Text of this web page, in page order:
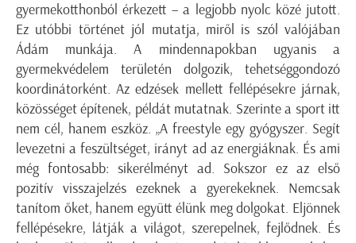
gyermekotthonból érkezett – a legjobb nyolc közé jutott.
Ez utóbbi történet jól mutatja, miről is szól valójában
Ádám munkája. A mindennapokban ugyanis a
gyermekvédelem területén dolgozik, tehetséggondozó
koordinátorként. Az edzések mellett fellépésekre járnak,
közösséget építenek, példát mutatnak. Szerinte a sport itt
nem cél, hanem eszköz. „A freestyle egy gyógyszer. Segít
levezetni a feszültséget, irányt ad az energiáknak. És ami
még fontosabb: sikerélményt ad. Sokszor ez az első
pozitív visszajelzés ezeknek a gyerekeknek. Nemcsak
tanítom őket, hanem együtt élünk meg dolgokat. Eljönnek
fellépésekre, látják a világot, szerepelnek, fejlődnek. És